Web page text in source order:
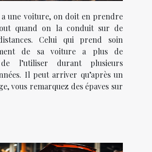
a une voiture, on doit en prendre
quand on la conduit sur de
Celui qui prend soin
de sa voiture a plus de
de l’utiliser durant plusieurs
Il peut arriver qu’après un
vous remarquez des épaves sur